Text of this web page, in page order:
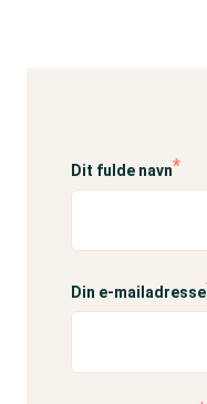
Dit fulde navn
Din e-mailadresse